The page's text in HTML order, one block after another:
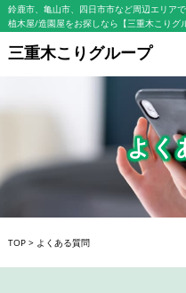
鈴鹿市、亀山市、四日市市など周辺エリア
植木屋/造園屋をお探しなら【三重木こりグ
三重木こりグループ
よく
TOP> よくある質問